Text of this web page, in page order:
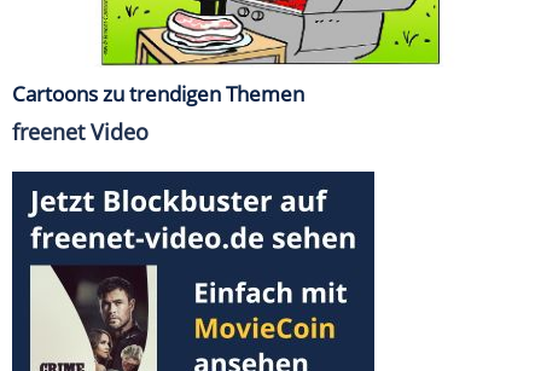
Cartoons zu trendigen Themen
freenet Video